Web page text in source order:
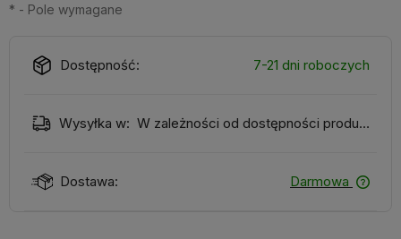
* - Pole wymagane
Dostępność: 7-21 dni roboczych
Wysyłka w: W zależności od dostępności produktu
Dostawa: Darmowa